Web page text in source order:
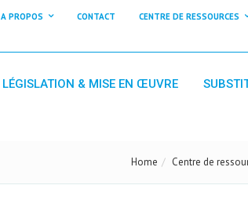
A PROPOS CONTACT CENTRE DE RESSOURCES
LÉGISLATION & MISE EN ŒUVRE
Home Centre de